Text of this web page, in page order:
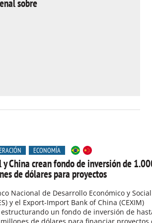
sobre
ECONOMÍA
y China crean fondo de inversión de
de dólares para proyectos
Nacional de Desarrollo Económico y Social
y el Export-Import Bank of China (CEXIM)
un fondo de inversión de